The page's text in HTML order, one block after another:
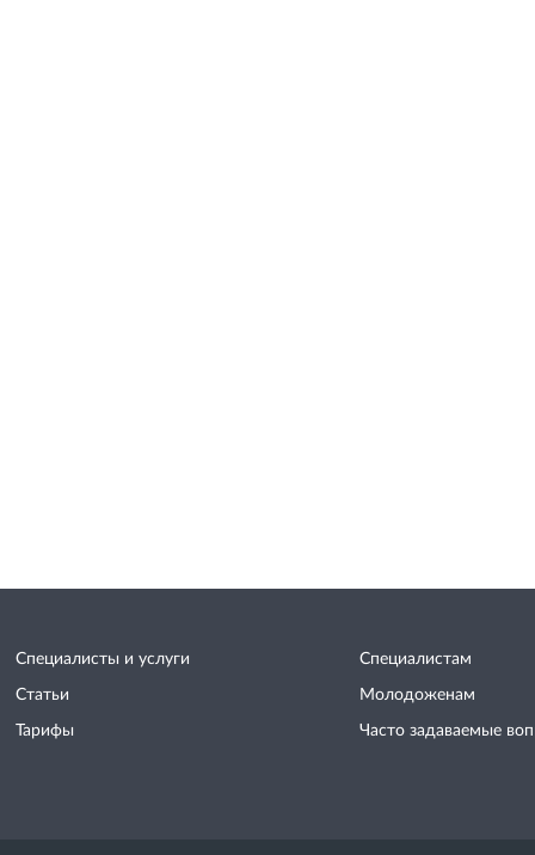
Специалисты и услуги
Статьи
Тарифы
Специалистам
Молодоженам
Часто задаваемые